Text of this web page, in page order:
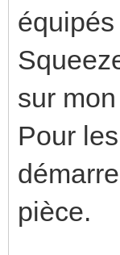
sur
Pour
pièce.